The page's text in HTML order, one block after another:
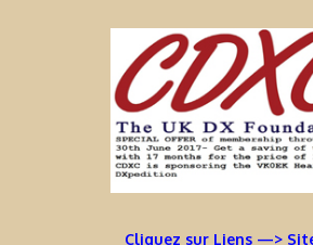
Cliquez sur Liens —>